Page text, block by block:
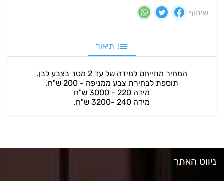
שיתוף
תיאור
המחיר מתייחס למידה של עד 2 מטר בצבע לבן.
תוספת לבחירת צבע ממניפה - 200 ש"ח.
מידה 220 - 3000 ש"ח
מידה 240 -3200 ש"ח.
ניווט האתר